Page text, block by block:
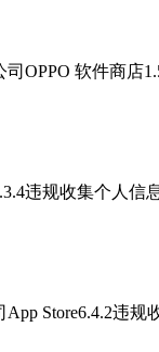
OPPO 软件商店
违规收集个人信
Store6.4.2违